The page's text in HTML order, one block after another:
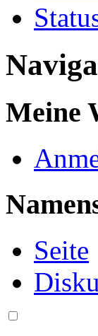
Meine
Seite